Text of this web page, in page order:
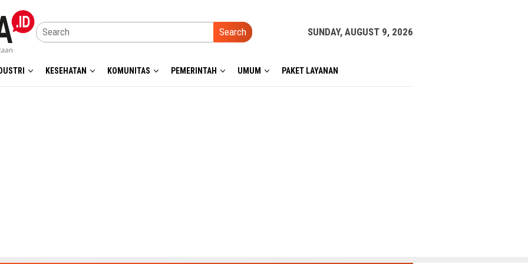
Search SUNDAY, AUGUST 9, 2026
KESEHATAN KOMUNITAS PEMERINTAH UMUM PAKET LAYANAN